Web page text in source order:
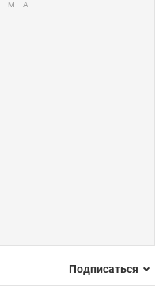
Подписаться